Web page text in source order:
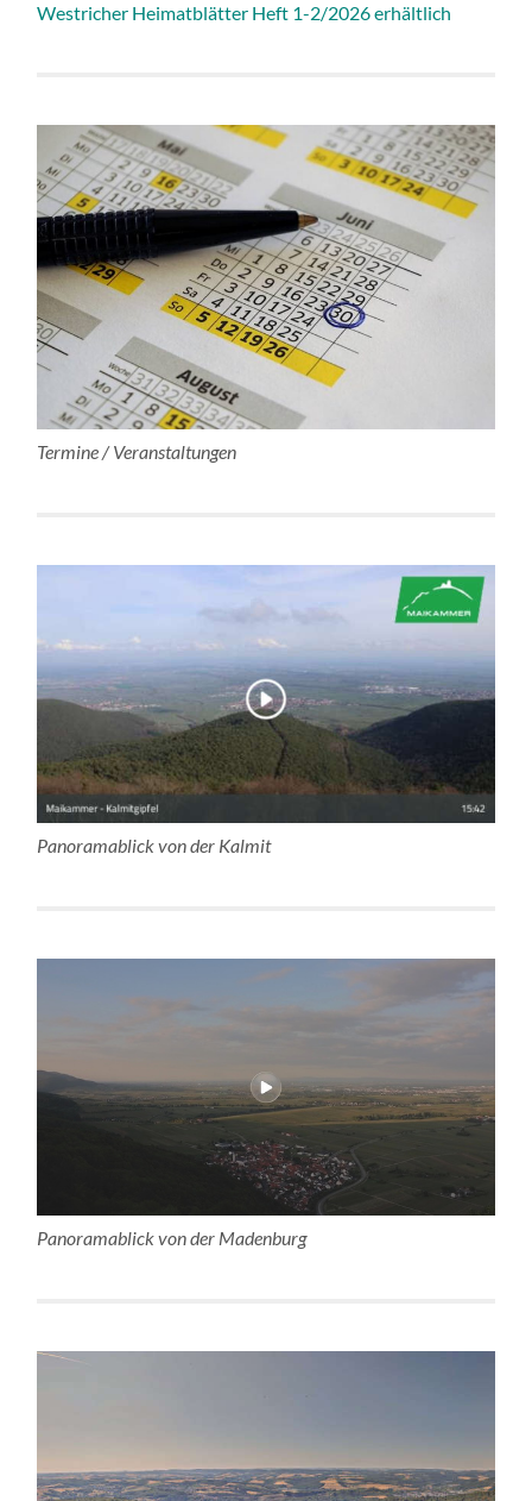
Westricher Heimatblätter Heft 1-2/2026 erhältlich
Termine / Veranstaltungen
Panoramablick von der Kalmit
Panoramablick von der Madenburg